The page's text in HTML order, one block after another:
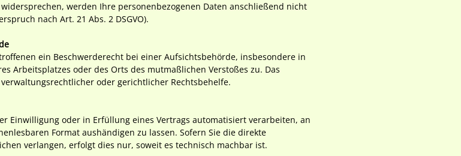
werden Ihre personenbezogenen Daten anschließend nicht
nach Art. 21 Abs. 2 DSGVO).
ein Beschwerderecht bei einer Aufsichtsbehörde, insbesondere in
Arbeitsplatzes oder des Orts des mutmaßlichen Verstoßes zu. Das
oder gerichtlicher Rechtsbehelfe.
Einwilligung oder in Erfüllung eines Vertrags automatisiert verarbeiten, an
Format aushändigen zu lassen. Sofern Sie die direkte
verlangen, erfolgt dies nur, soweit es technisch machbar ist.